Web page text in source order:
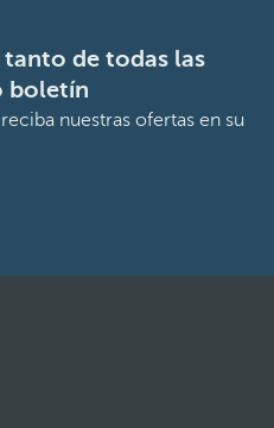
de todas las
boletín
nuestras ofertas en su